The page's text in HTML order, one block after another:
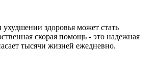
здоровья может стать
скорая помощь - это надежная
тысячи жизней ежедневно.